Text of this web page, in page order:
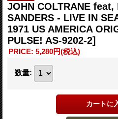
JOHN COLTRANE feat,
SANDERS - LIVE IN
1971 US AMERICA
PULSE! AS-9202-2]
PRICE: 5,280円(税込)
数量: